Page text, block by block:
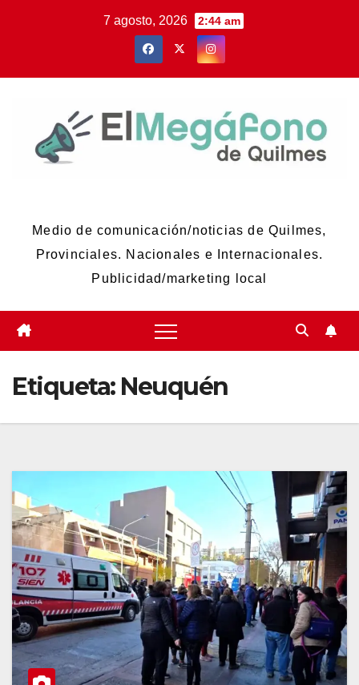
7 agosto, 2026 2:44 am
Medio de comunicación/noticias de Quilmes,
Provinciales. Nacionales e Internacionales.
Publicidad/marketing local
Etiqueta: Neuquén